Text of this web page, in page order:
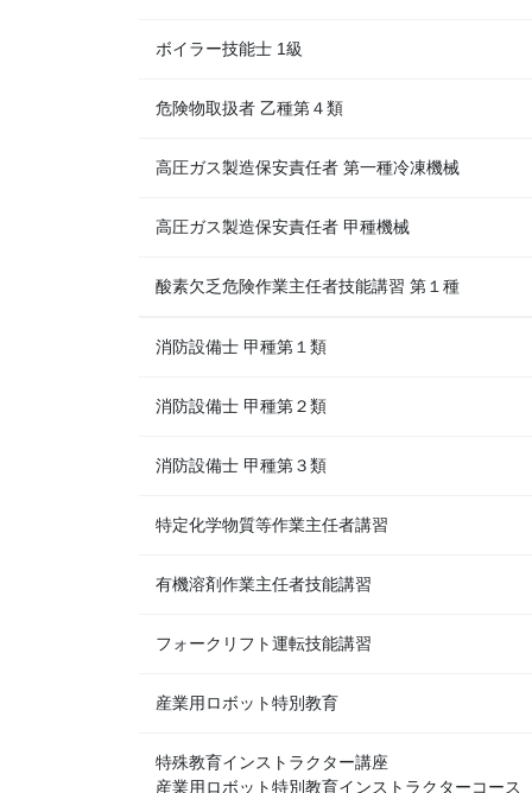
ボイラー技能士 1級
危険物取扱者 乙種第４類
高圧ガス製造保安責任者 第一種冷凍機械
高圧ガス製造保安責任者 甲種機械
酸素欠乏危険作業主任者技能講習 第１種
消防設備士 甲種第１類
消防設備士 甲種第２類
消防設備士 甲種第３類
特定化学物質等作業主任者講習
有機溶剤作業主任者技能講習
フォークリフト運転技能講習
産業用ロボット特別教育
特殊教育インストラクター講座
産業用ロボット特別教育インストラクターコース